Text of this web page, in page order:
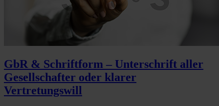
GbR & Schriftform – Unterschrift aller
Gesellschafter oder klarer
Vertretungswill